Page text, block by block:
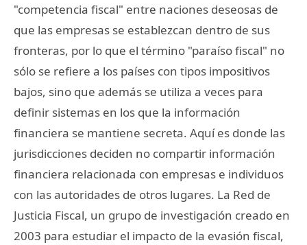
"competencia fiscal" entre naciones deseosas de
que las empresas se establezcan dentro de sus
fronteras, por lo que el término "paraíso fiscal" no
sólo se refiere a los países con tipos impositivos
bajos, sino que además se utiliza a veces para
definir sistemas en los que la información
financiera se mantiene secreta. Aquí es donde las
jurisdicciones deciden no compartir información
financiera relacionada con empresas e individuos
con las autoridades de otros lugares. La Red de
Justicia Fiscal, un grupo de investigación creado en
2003 para estudiar el impacto de la evasión fiscal,